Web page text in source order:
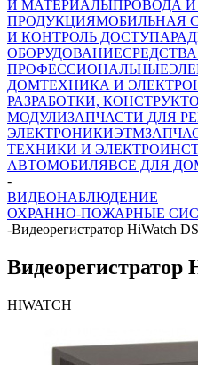
И МАТЕРИАЛЫПРОВОДА
ПРОДУКЦИЯМОБИЛЬНАЯ
И КОНТРОЛЬ ДОСТУПА
ОБОРУДОВАНИЕ
ПРОФЕССИОНАЛЬНЫЕ
ДОМТЕХНИКА И
РАЗРАБОТКИ,
МОДУЛИЗАПЧАСТИ ДЛЯ
ЭЛЕКТРОНИКИЭТМ
ТЕХНИКИ И
АВТОМОБИЛЯВСЕ ДЛЯ
-
ВИДЕОНАБЛЮДЕНИЕ
ОХРАННО-ПОЖАРНЫЕ
-Видеорегистратор HiWatch
Видеорегистратор
HIWATCH